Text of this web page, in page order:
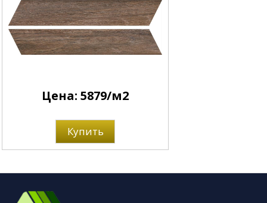
Цена: 5879/м2
Купить